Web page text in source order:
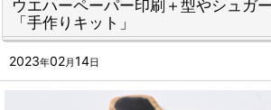
ウエハーペーパー印刷＋型やシュガ
「手作りキット」
2023年02月14日